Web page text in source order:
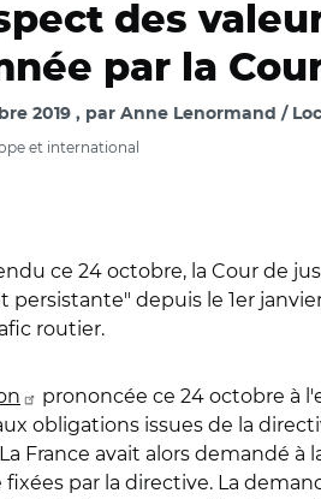
des
par la
2019 par Anne Lenormand /
et international
ce 24 octobre, la Cour de
persistante" depuis le 1er
routier.
prononcée ce 24 octobre à
obligations issues de la
La France avait alors demandé
par la directive. La